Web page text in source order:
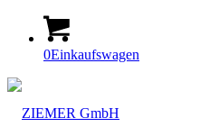
0Einkaufswagen